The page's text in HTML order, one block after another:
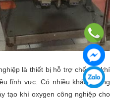
là thiết bị hỗ trợ chế tạo khí
lĩnh vực. Có nhiều khách hàng
tạo khí oxygen công nghiệp cho